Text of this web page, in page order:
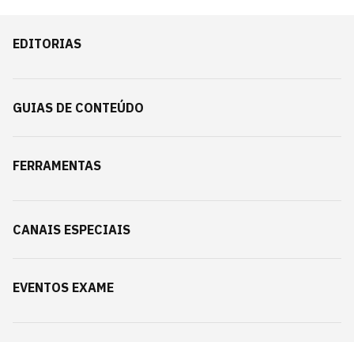
EDITORIAS
GUIAS DE CONTEÚDO
FERRAMENTAS
CANAIS ESPECIAIS
EVENTOS EXAME